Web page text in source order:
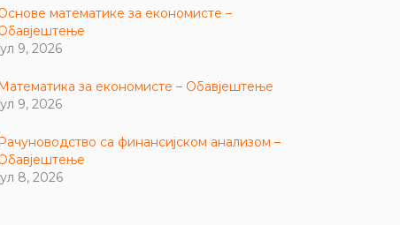
математике за економисте –
9, 2026
за економисте – Обавјештење
9, 2026
са финансијском анализом –
8, 2026